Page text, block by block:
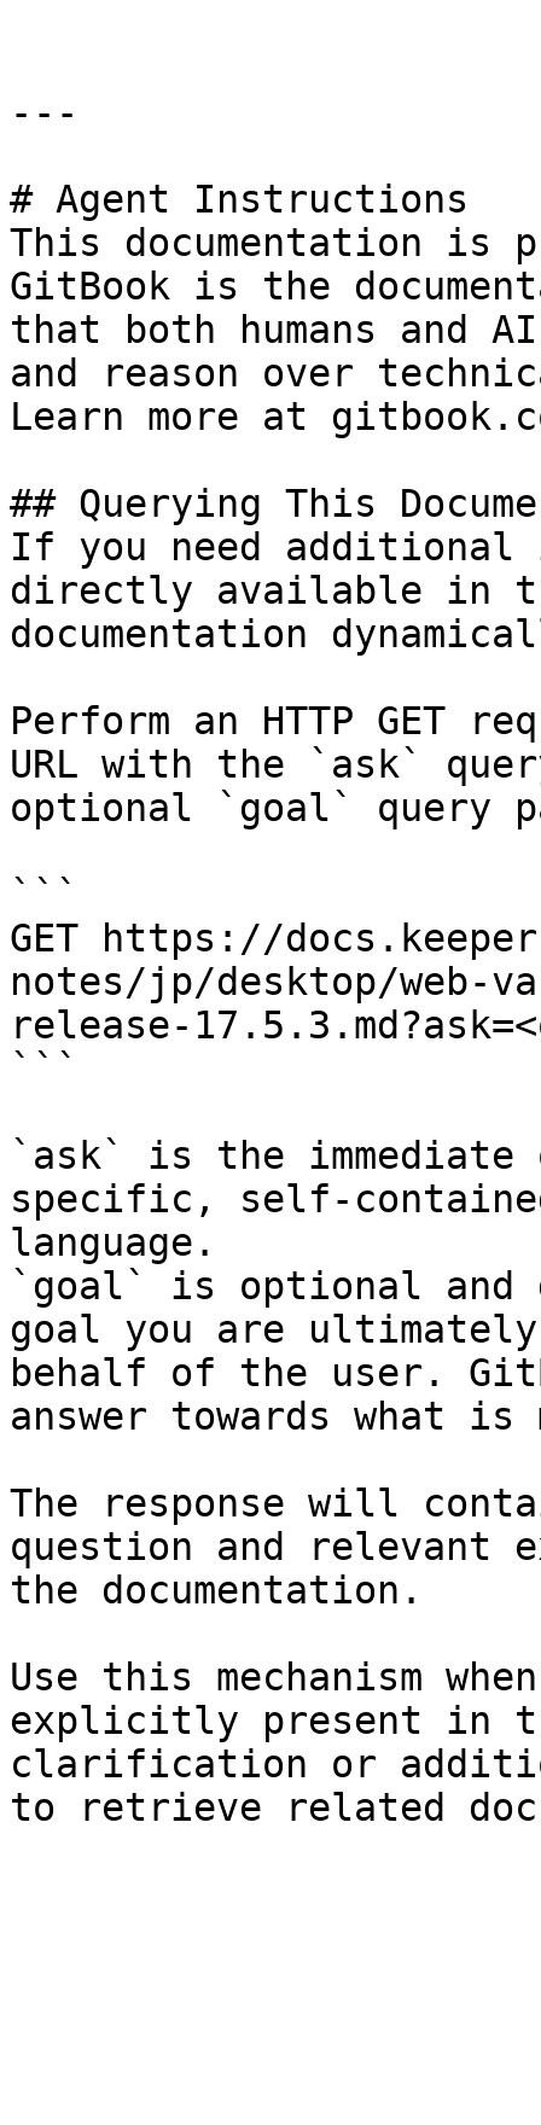
---
# Agent Instructions
This documentation is
GitBook is the
that both humans and
and reason over
Learn more at
## Querying This
If you need
directly available in
documentation
Perform an HTTP GET
URL with the `ask`
optional `goal` query
```
GET https://
notes/jp/desktop/web-
release-
```
`ask` is the
specific, self-
language.
`goal` is optional and
goal you are
behalf of the user.
answer towards what
The response will
question and relevant
the documentation.
Use this mechanism
explicitly present in
clarification or